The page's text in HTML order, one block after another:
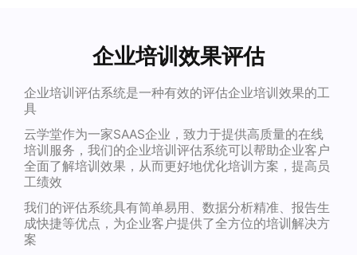
企业培训效果评估
企业培训评估系统是一种有效的评估企业培训效果的工
具
云学堂作为一家SAAS企业，致力于提供高质量的在线
培训服务，我们的企业培训评估系统可以帮助企业客户
全面了解培训效果，从而更好地优化培训方案，提高员
工绩效
我们的评估系统具有简单易用、数据分析精准、报告生
成快捷等优点，为企业客户提供了全方位的培训解决方
案